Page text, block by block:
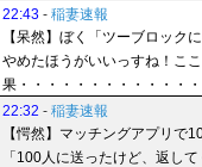
22:43 - 稲妻速報
【呆然】ぼく「ツーブロック
やめたほうがいいっすね！こ
果・・・・・・・・・・・・・
22:32 - 稲妻速報
【愕然】マッチングアプリで
「100人に送ったけど、返し